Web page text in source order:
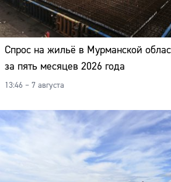
Спрос на жильё в Мурманской
за пять месяцев 2026 года
13:46 – 7 августа